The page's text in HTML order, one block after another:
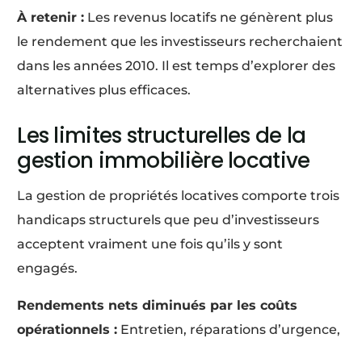
À retenir : Les revenus locatifs ne génèrent plus
le rendement que les investisseurs recherchaient
dans les années 2010. Il est temps d’explorer des
alternatives plus efficaces.
Les limites structurelles de la
gestion immobilière locative
La gestion de propriétés locatives comporte trois
handicaps structurels que peu d’investisseurs
acceptent vraiment une fois qu’ils y sont
engagés.
Rendements nets diminués par les coûts
opérationnels : Entretien, réparations d’urgence,